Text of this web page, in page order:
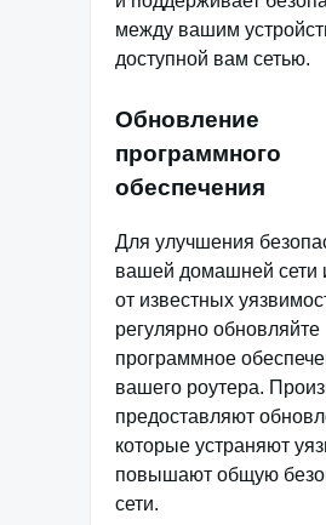
между вашим
доступной вам сетью.
Обновление
программного
обеспечения
Для улучшения
вашей домашней сети
от известных
регулярно обновляйте
программное
вашего роутера.
предоставляют
которые устраняют
повышают общую
сети.